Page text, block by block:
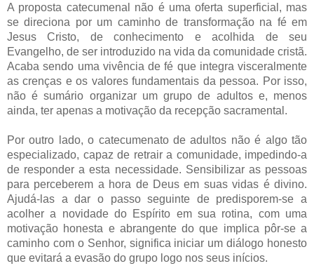
A proposta catecumenal não é uma oferta superficial, mas
se direciona por um caminho de transformação na fé em
Jesus Cristo, de conhecimento e acolhida de seu
Evangelho, de ser introduzido na vida da comunidade cristã.
Acaba sendo uma vivência de fé que integra visceralmente
as crenças e os valores fundamentais da pessoa. Por isso,
não é sumário organizar um grupo de adultos e, menos
ainda, ter apenas a motivação da recepção sacramental.
Por outro lado, o catecumenato de adultos não é algo tão
especializado, capaz de retrair a comunidade, impedindo-a
de responder a esta necessidade. Sensibilizar as pessoas
para perceberem a hora de Deus em suas vidas é divino.
Ajudá-las a dar o passo seguinte de predisporem-se a
acolher a novidade do Espírito em sua rotina, com uma
motivação honesta e abrangente do que implica pôr-se a
caminho com o Senhor, significa iniciar um diálogo honesto
que evitará a evasão do grupo logo nos seus inícios.